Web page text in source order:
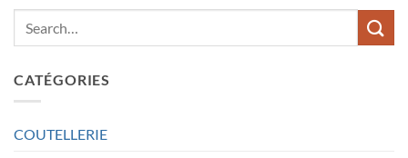
CATÉGORIES
COUTELLERIE